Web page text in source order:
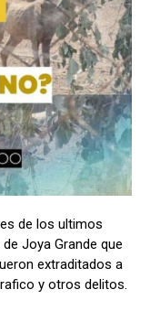
de los ultimos
Joya Grande que
extraditados a
y otros delitos.